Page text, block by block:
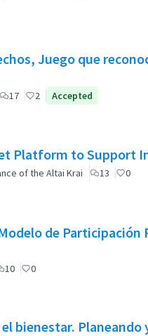
Juego que
17 2 Accepted
Platform to Support
of the Altai Krai 13 0
de
10 0
bienestar.